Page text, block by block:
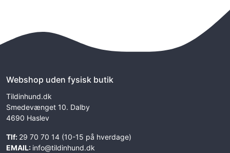
Webshop uden fysisk butik
Tildinhund.dk
Smedevænget 10. Dalby
4690 Haslev
Tlf: 29 70 70 14 (10-15 på hverdage)
EMAIL: info@tildinhund.dk